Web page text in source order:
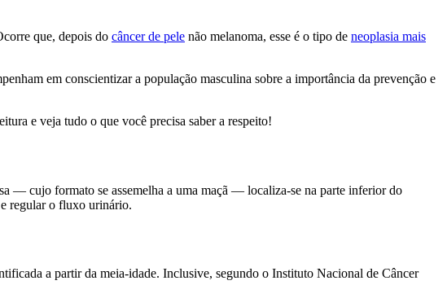
que, depois do câncer de pele não melanoma, esse é o tipo de neoplasia mais
em conscientizar a população masculina sobre a importância da prevenção e
e veja tudo o que você precisa saber a respeito!
— cujo formato se assemelha a uma maçã — localiza-se na parte inferior do
regular o fluxo urinário.
a partir da meia-idade. Inclusive, segundo o Instituto Nacional de Câncer